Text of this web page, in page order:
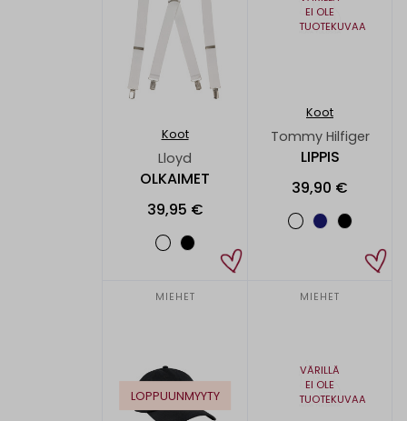
Koot
Lloyd
OLKAIMET
39,95 €
EI OLE
TUOTEKUVAA
Koot
Tommy Hilfiger
LIPPIS
39,90 €
MIEHET
LOPPUUNMYYTY
MIEHET
VÄRILLÄ
EI OLE
TUOTEKUVAA